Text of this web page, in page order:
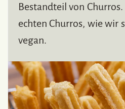
Bestandteil von
echten Churros, wie wir
vegan.